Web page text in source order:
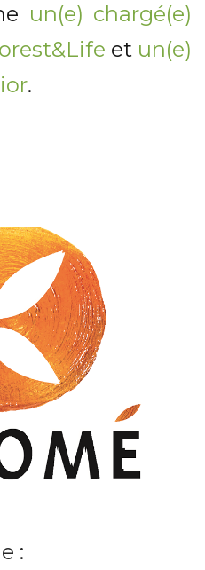
un(e) chargé(e)
et un(e)
.
: